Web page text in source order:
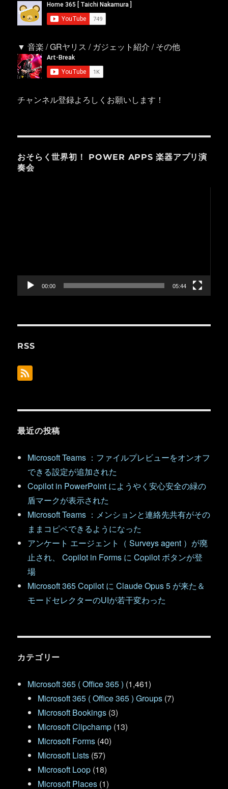
▼ 音楽 / GRヤリス / ガジェット紹介 / その他
チャンネル登録よろしくお願いします！
おそらく世界初！ POWER APPS 楽器アプリ演
奏会
ー
00:00 05:44
RSS
最近の投稿
Microsoft Teams ：ファイルプレビューをオンオフ
できる設定が追加された
Copilot in PowerPoint にようやく安心安全の緑の
盾マークが表示された
Microsoft Teams ：メンションと連絡先共有がその
ままコピペできるようになった
アンケート エージェント（ Surveys agent ）が廃
止され、 Copilot in Forms に Copilot ボタンが登
場
Microsoft 365 Copilot に Claude Opus 5 が来た＆
モードセレクターのUIが若干変わった
カテゴリー
Microsoft 365 ( Office 365 ) (1,461)
Microsoft 365 ( Office 365 ) Groups (7)
Microsoft Bookings (3)
Microsoft Clipchamp (13)
Microsoft Forms (40)
Microsoft Lists (57)
Microsoft Loop (18)
Microsoft Places (1)